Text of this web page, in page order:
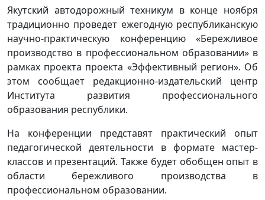
Якутский автодорожный техникум в конце ноября
традиционно проведет ежегодную республиканскую
научно-практическую конференцию «Бережливое
производство в профессиональном образовании» в
рамках проекта проекта «Эффективный регион». Об
этом сообщает редакционно-издательский центр
Института развития профессионального
образования республики.
На конференции представят практический опыт
педагогической деятельности в формате мастер-
классов и презентаций. Также будет обобщен опыт в
области бережливого производства в
профессиональном образовании.